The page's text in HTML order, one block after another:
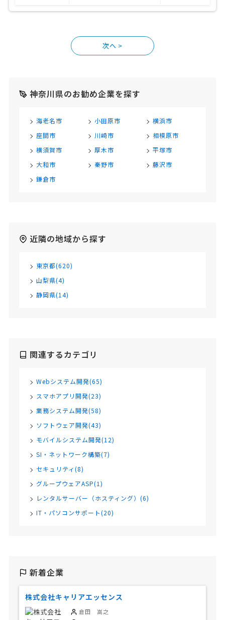
>
神奈川県のお勧め企業を探す
海老名市 小田原市
横浜市
座間市
川崎市
相模原市
横須賀市
厚木市
平塚市
大和市
秦野市
藤沢市
鎌倉市
近隣の地域から探す
東京都(620)
山梨県(4)
静岡県(14)
関連するカテゴリ
Webシステム開発(65)
スマホアプリ開発(23)
業務システム開発(58)
ソフトウェア開発(43)
モバイルシステム開発(12)
SI・ネットワーク構築(7)
セキュリティ(8)
グループウェアASP(1)
レンタルサーバー（ホスティング）(6)
IT・パソコンサポート(20)
新着企業
株式会社キャリアエッセンス
倉田 嵩之